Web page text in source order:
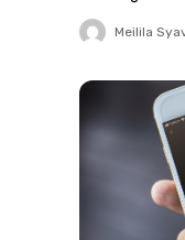
pepatah Bugis
Meilila